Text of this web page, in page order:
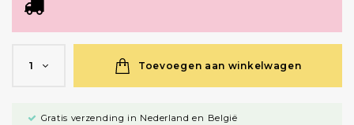
1 Toevoegen aan winkelwagen
Gratis verzending in Nederland en België